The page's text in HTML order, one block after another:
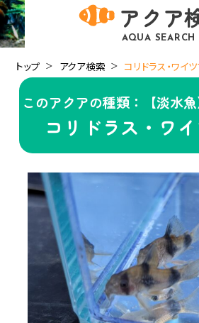
アクア
AQUA SEARCH
トップ アクア検索 コリドラス・ワイ
このアクアの種類：【淡水
コリドラス・ワ